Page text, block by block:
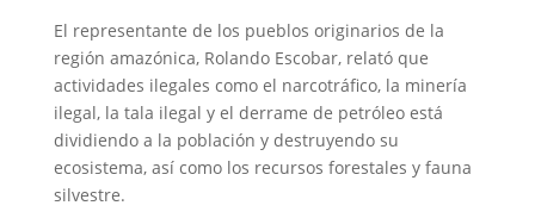
El representante de los pueblos originarios de la
región amazónica, Rolando Escobar, relató que
actividades ilegales como el narcotráfico, la minería
ilegal, la tala ilegal y el derrame de petróleo está
dividiendo a la población y destruyendo su
ecosistema, así como los recursos forestales y fauna
silvestre.